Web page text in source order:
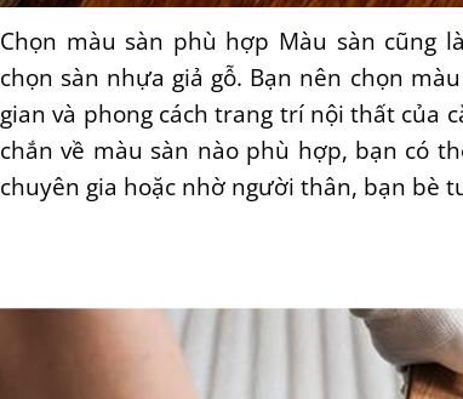
Chọn màu sàn phù hợp Màu sàn cũng
chọn sàn nhựa giả gỗ. Bạn nên chọn
gian và phong cách trang trí nội thất của
chắn về màu sàn nào phù hợp, bạn có
chuyên gia hoặc nhờ người thân, bạn bè